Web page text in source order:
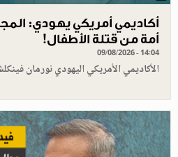
أكاديمي أمريكي يهودي:
أمة من قتلة الأطفال!
09/08/2026 - 14:04
الأكاديمي الأمريكي اليهودي نورمان